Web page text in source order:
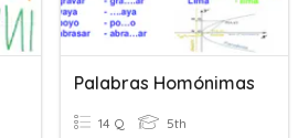
Palabras Homónimas
14 Q 5th